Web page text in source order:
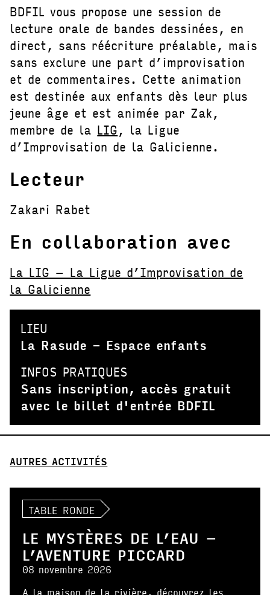
BDFIL vous propose une session de
lecture orale de bandes dessinées, en
direct, sans réécriture préalable, mais
sans exclure une part d’improvisation
et de commentaires. Cette animation
est destinée aux enfants dès leur plus
jeune âge et est animée par Zak,
membre de la LIG, la Ligue
d’Improvisation de la Galicienne.
Lecteur
Zakari Rabet
En collaboration avec
La LIG – La Ligue d’Improvisation de
la Galicienne
LIEU
La Rasude - Espace enfants
INFOS PRATIQUES
Sans inscription, accès gratuit
avec le billet d'entrée BDFIL
AUTRES ACTIVITÉS
TABLE RONDE
LE MYSTÈRES DE L’EAU –
L’AVENTURE PICCARD
08 novembre 2026